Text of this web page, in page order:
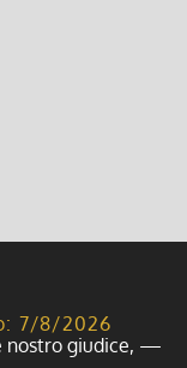
7/8/2026
nostro giudice, —